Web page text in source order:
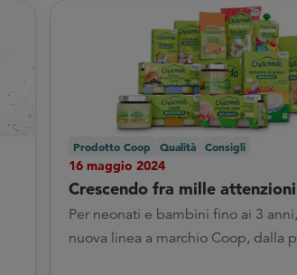
Prodotto Coop Qualità Consigli
16 maggio 2024
Crescendo fra mille attenzioni
Per neonati e bambini fino ai 3
nuova linea a marchio Coop, dalla